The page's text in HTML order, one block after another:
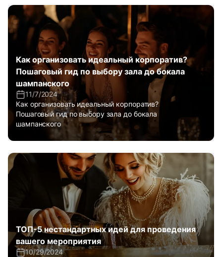
Как организовать идеальный корпоратив?
Пошаговый гид по выбору зала до бокала
шампанского
11/7/2024
Как организовать идеальный корпоратив?
Пошаговый гид по выбору зала до бокала
шампанского
ТОП-5 нестандартных идей для проведения
вашего мероприятия
10/29/2024